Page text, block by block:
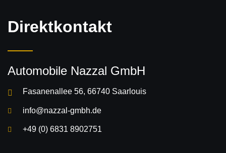
Direkt­kontakt
Automobile Nazzal GmbH
Fasanenallee 56, 66740 Saarlouis
info@nazzal-gmbh.de
+49 (0) 6831 8902751